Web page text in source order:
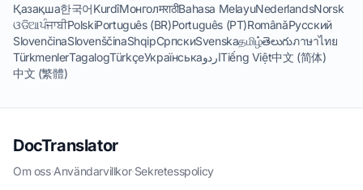
Қазақша한국어KurdîМонголमराठीBahasa MelayuNederlandsNorsk
ଓଡିଆਪੰਜਾਬੀPolskiPortuguês (BR)Português (PT)RomânăРусский
SlovenčinaSlovenščinaShqipСрпскиSvenskaதமிழ்తెలుగుภาษาไทย
TürkmenlerTagalogTürkçeУкраїнськаاردوTiếng Việt中文 (简体)
中文 (繁體)
DocTranslator
Om oss·Användarvillkor·Sekretesspolicy